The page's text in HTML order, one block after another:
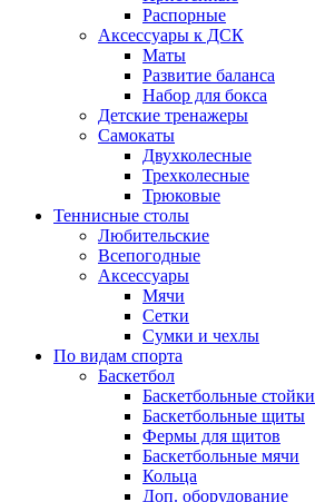
Распорные
Аксесcуары к ДСК
Маты
Развитие баланса
Набор для бокса
Детские тренажеры
Самокаты
Двухколесные
Трехколесные
Трюковые
Теннисные столы
Любительские
Всепогодные
Аксессуары
Мячи
Сетки
Сумки и чехлы
По видам спорта
Баскетбол
Баскетбольные стойки
Баскетбольные щиты
Фермы для щитов
Баскетбольные мячи
Кольца
Доп. оборудование